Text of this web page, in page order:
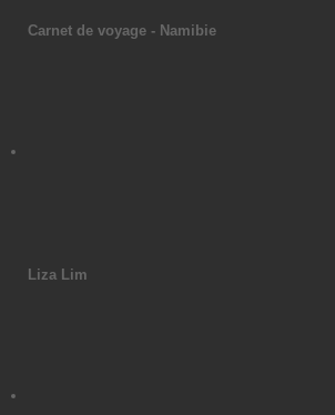
Carnet de voyage - Namibie
Liza Lim